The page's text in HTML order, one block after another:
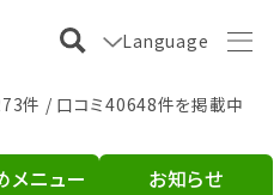
Language
件 / 口コミ40648件を掲載中
メニュー
お知らせ